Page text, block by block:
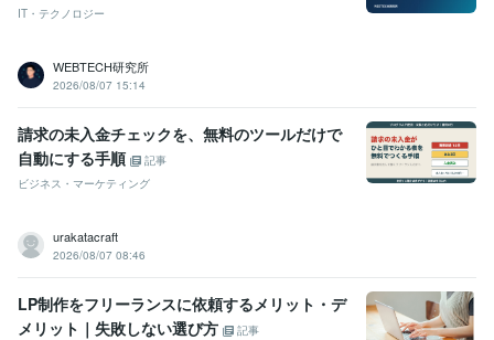
IT・テクノロジー
WEBTECH研究所
2026/08/07 15:14
請求の未入金チェックを、無料のツールだけで
自動にする手順
記事
ビジネス・マーケティング
urakatacraft
2026/08/07 08:46
LP制作をフリーランスに依頼するメリット・デ
メリット｜失敗しない選び方
記事